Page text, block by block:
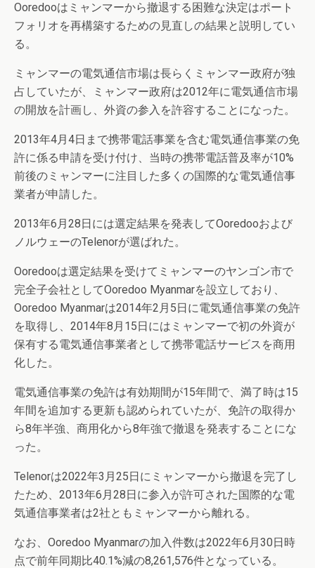
Ooredooはミャンマーから撤退する困難な決定はポート
フォリオを再構築するための見直しの結果と説明してい
る。
ミャンマーの電気通信市場は長らくミャンマー政府が独
占していたが、ミャンマー政府は2012年に電気通信市場
の開放を計画し、外資の参入を許容することになった。
2013年4月4日まで携帯電話事業を含む電気通信事業の免
許に係る申請を受け付け、当時の携帯電話普及率が10%
前後のミャンマーに注目した多くの国際的な電気通信事
業者が申請した。
2013年6月28日には選定結果を発表してOoredooおよび
ノルウェーのTelenorが選ばれた。
Ooredooは選定結果を受けてミャンマーのヤンゴン市で
完全子会社としてOoredoo Myanmarを設立しており、
Ooredoo Myanmarは2014年2月5日に電気通信事業の免許
を取得し、2014年8月15日にはミャンマーで初の外資が
保有する電気通信事業者として携帯電話サービスを商用
化した。
電気通信事業の免許は有効期間が15年間で、満了時は15
年間を追加する更新も認められていたが、免許の取得か
ら8年半強、商用化から8年強で撤退を発表することにな
った。
Telenorは2022年3月25日にミャンマーから撤退を完了し
たため、2013年6月28日に参入が許可された国際的な電
気通信事業者は2社ともミャンマーから離れる。
なお、Ooredoo Myanmarの加入件数は2022年6月30日時
点で前年同期比40.1%減の8,261,576件となっている。